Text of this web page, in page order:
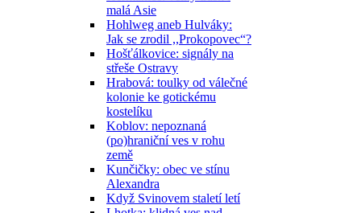
malá Asie
Hohlweg aneb Hulváky:
Jak se zrodil ,,Prokopovec“?
Hošťálkovice: signály na
střeše Ostravy
Hrabová: toulky od válečné
kolonie ke gotickému
kostelíku
Koblov: nepoznaná
(po)hraniční ves v rohu
země
Kunčičky: obec ve stínu
Alexandra
Když Svinovem staletí letí